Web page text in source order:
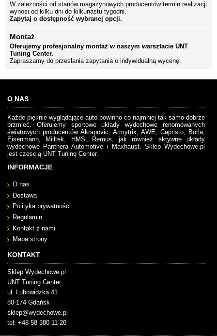
W zależności od stanów magazynowych producentów termin realizacji
wynosi od kilku dni do kilkunastu tygodni.
Zapytaj o dostępność wybranej opcji.
Montaż
Oferujemy profesjonalny montaż w naszym warsztacie UNT
Tuning Center.
Zapraszamy do przesłania zapytania o indywidualną wycenę.
O NAS
Każde pięknie wyglądające auto powinno co najmniej tak samo dobrze
brzmieć. Oferujemy sportowe układy wydechowe renomowanych
światowych producentów Akrapovic, Armytrix, AWE, Capristo, Borla,
Eisenmann, Milltek, HMS, Remus, jak również aktywne układy
wydechowe Panthera Automotive i Maxhaust. Sklep Wydechowe.pl
jest częscią UNT Tuning Center.
INFORMACJE
O nas
Dostawa
Polityka prywatności
Regulamin
Kontakt z nami
Mapa strony
KONTAKT
Sklep Wydechowe.pl
UNT Tuning Center
ul. Lubowidzka 41
80-174 Gdańsk
sklep@wydechowe.pl
tel: +48 58 380 11 20